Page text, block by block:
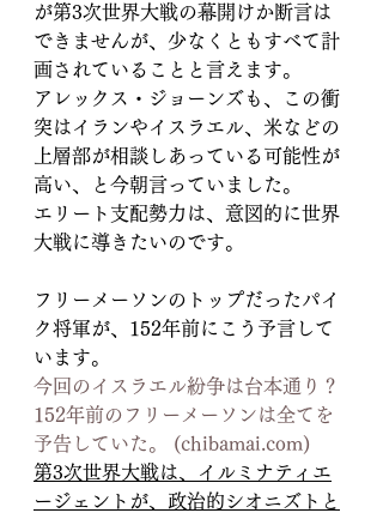
が第3次世界大戦の幕開けか断言は
できませんが、少なくともすべて計
画されていることと言えます。
アレックス・ジョーンズも、この衝
突はイランやイスラエル、米などの
上層部が相談しあっている可能性が
高い、と今朝言っていました。
エリート支配勢力は、意図的に世界
大戦に導きたいのです。
フリーメーソンのトップだったパイ
ク将軍が、152年前にこう予言して
います。
今回のイスラエル紛争は台本通り？
152年前のフリーメーソンは全てを
予告していた。 (chibamai.com)
第3次世界大戦は、イルミナティエ
ージェントが、政治的シオニズトと